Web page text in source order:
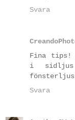
Svara
Fina
i sidljus
fönsterljus
Svara